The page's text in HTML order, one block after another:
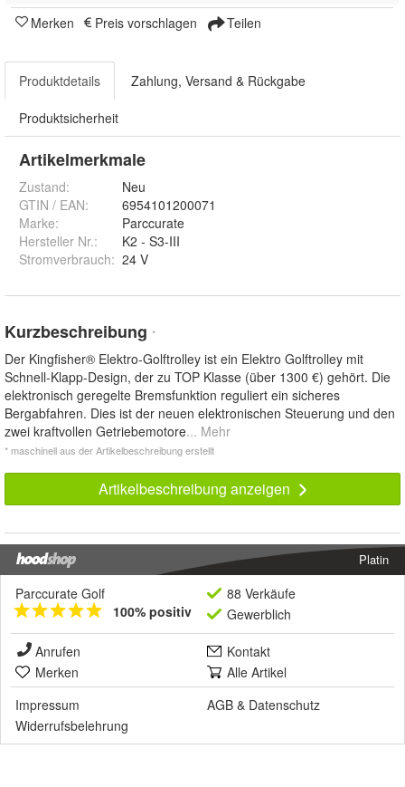
Merken Preis vorschlagen Teilen
Produktdetails Zahlung, Versand & Rückgabe
Produktsicherheit
Artikelmerkmale
Zustand:
Neu
GTIN / EAN:
6954101200071
Marke:
Parccurate
Hersteller Nr.:
K2 - S3-III
Stromverbrauch: 24 V
Kurzbeschreibung *
Der Kingfisher® Elektro-Golftrolley ist ein Elektro Golftrolley mit
Schnell-Klapp-Design, der zu TOP Klasse (über 1300 €) gehört. Die
elektronisch geregelte Bremsfunktion reguliert ein sicheres
Bergabfahren. Dies ist der neuen elektronischen Steuerung und den
zwei kraftvollen Getriebemotore... Mehr
* maschinell aus der Artikelbeschreibung erstellt
Artikelbeschreibung anzeigen
Platin
Parccurate Golf
100% positiv
88 Verkäufe
Gewerblich
Anrufen
Kontakt
Merken
Alle Artikel
Impressum
AGB & Datenschutz
Widerrufsbelehrung